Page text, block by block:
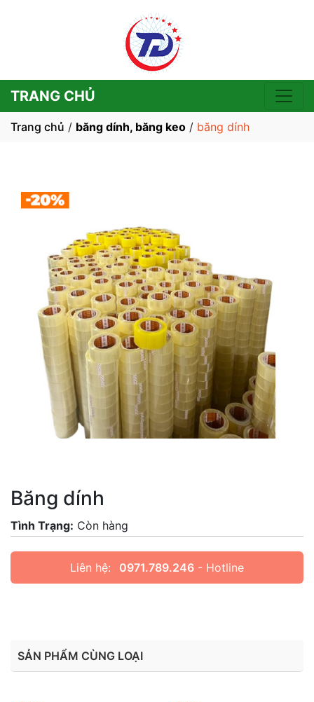
TRANG CHỦ
Trang chủ / băng dính, băng keo / băng dính
Băng dính
Tình Trạng: Còn hàng
Liên hệ: 0971.789.246 - Hotline
SẢN PHẨM CÙNG LOẠI